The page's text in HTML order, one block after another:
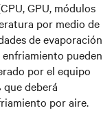
GPU, módulos
por medio de
de evaporación
enfriamiento pueden
por el equipo
deberá
por aire.